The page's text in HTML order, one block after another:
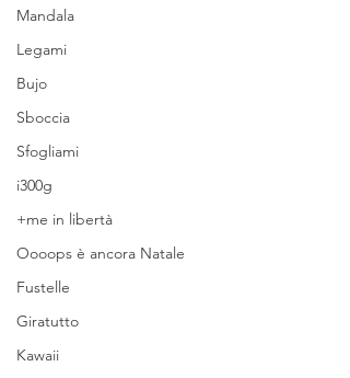
Mandala
Legami
Bujo
Sboccia
Sfogliami
i300g
+me in libertà
Oooops è ancora Natale
Fustelle
Giratutto
Kawaii